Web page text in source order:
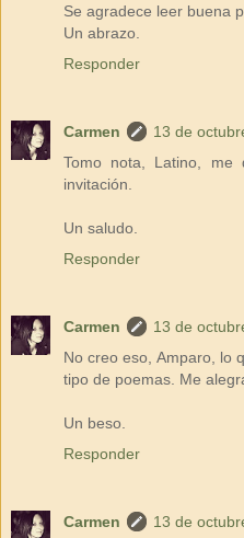
Se agradece leer buena
Un abrazo.
Responder
Carmen
13 de
Tomo nota, Latino, me
invitación.
Un saludo.
Responder
Carmen
13 de
No creo eso, Amparo, lo
tipo de poemas. Me
Un beso.
Responder
Carmen
13 de